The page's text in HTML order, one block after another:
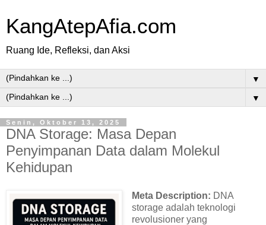
KangAtepAfia.com
Ruang Ide, Refleksi, dan Aksi
▼
▼
Senin, Oktober 13, 2025
DNA Storage: Masa Depan
Penyimpanan Data dalam Molekul
Kehidupan
Meta Description: DNA
storage adalah teknologi
revolusioner yang